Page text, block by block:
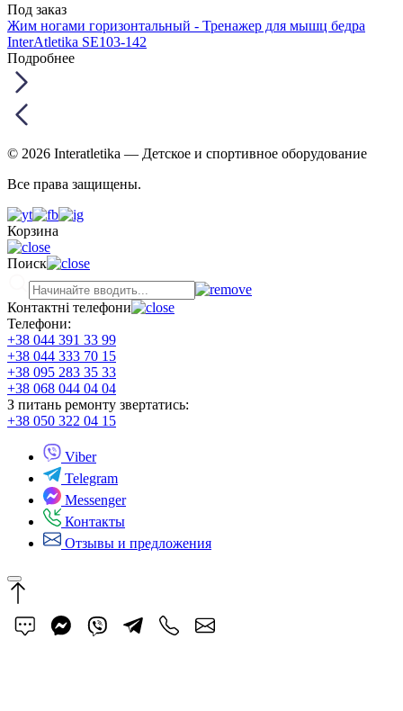
Под заказ
Жим ногами горизонтальный - Тренажер для мышц бедра
InterAtletika SE103-142
Подробнее
© 2026 Interatletika — Детское и спортивное оборудование
Все права защищены.
Корзина
Поиск
Контактні телефони
Телефони:
+38 044 391 33 99
+38 044 333 70 15
+38 095 283 35 33
+38 068 044 04 04
З питань ремонту звертатись:
+38 050 322 04 15
Viber
Telegram
Messenger
Контакты
Отзывы и предложения